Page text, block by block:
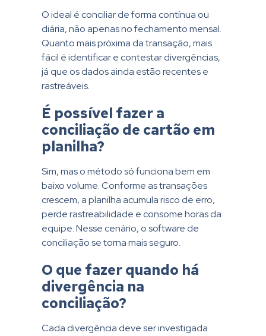
O ideal é conciliar de forma contínua ou
diária, não apenas no fechamento mensal.
Quanto mais próxima da transação, mais
fácil é identificar e contestar divergências,
já que os dados ainda estão recentes e
rastreáveis.
É possível fazer a
conciliação de cartão em
planilha?
Sim, mas o método só funciona bem em
baixo volume. Conforme as transações
crescem, a planilha acumula risco de erro,
perde rastreabilidade e consome horas da
equipe. Nesse cenário, o software de
conciliação se torna mais seguro.
O que fazer quando há
divergência na
conciliação?
Cada divergência deve ser investigada